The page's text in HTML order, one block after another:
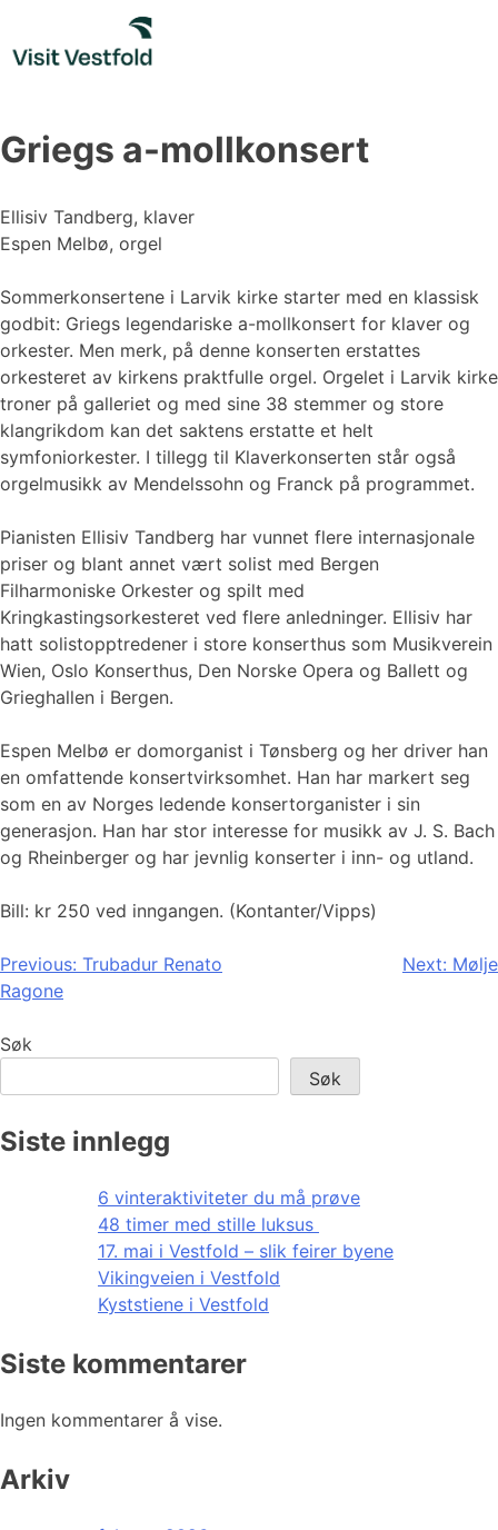
content
Griegs a-mollkonsert
Ellisiv Tandberg, klaver
Espen Melbø, orgel
Sommerkonsertene i Larvik kirke starter med en klassisk
godbit: Griegs legendariske a-mollkonsert for klaver og
orkester. Men merk, på denne konserten erstattes
orkesteret av kirkens praktfulle orgel. Orgelet i Larvik kirke
troner på galleriet og med sine 38 stemmer og store
klangrikdom kan det saktens erstatte et helt
symfoniorkester. I tillegg til Klaverkonserten står også
orgelmusikk av Mendelssohn og Franck på programmet.
Pianisten Ellisiv Tandberg har vunnet flere internasjonale
priser og blant annet vært solist med Bergen
Filharmoniske Orkester og spilt med
Kringkastingsorkesteret ved flere anledninger. Ellisiv har
hatt solistopptredener i store konserthus som Musikverein
Wien, Oslo Konserthus, Den Norske Opera og Ballett og
Grieghallen i Bergen.
Espen Melbø er domorganist i Tønsberg og her driver han
en omfattende konsertvirksomhet. Han har markert seg
som en av Norges ledende konsertorganister i sin
generasjon. Han har stor interesse for musikk av J. S. Bach
og Rheinberger og har jevnlig konserter i inn- og utland.
Bill: kr 250 ved inngangen. (Kontanter/Vipps)
Innleggsnavigasjon
Previous: Trubadur Renato
Ragone
Next: Mølje
Søk
Søk
Siste innlegg
6 vinteraktiviteter du må prøve
48 timer med stille luksus
17. mai i Vestfold – slik feirer byene
Vikingveien i Vestfold
Kyststiene i Vestfold
Siste kommentarer
Ingen kommentarer å vise.
Arkiv